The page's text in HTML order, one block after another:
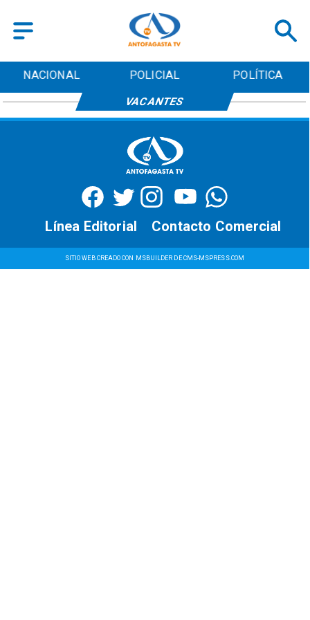
NACIONAL POLICIAL POLÍTICA
VACANTES
SITIO WEB CREADO CON MSBUILDER DE CMS-MSPRESS.COM
Contacto Comercial
Línea Editorial